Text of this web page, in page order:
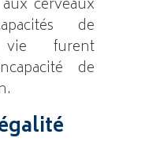
cerveaux
de
furent
de